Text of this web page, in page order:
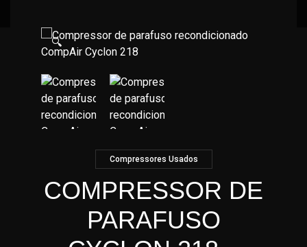
🔍
Compressores Usados
COMPRESSOR DE
PARAFUSO